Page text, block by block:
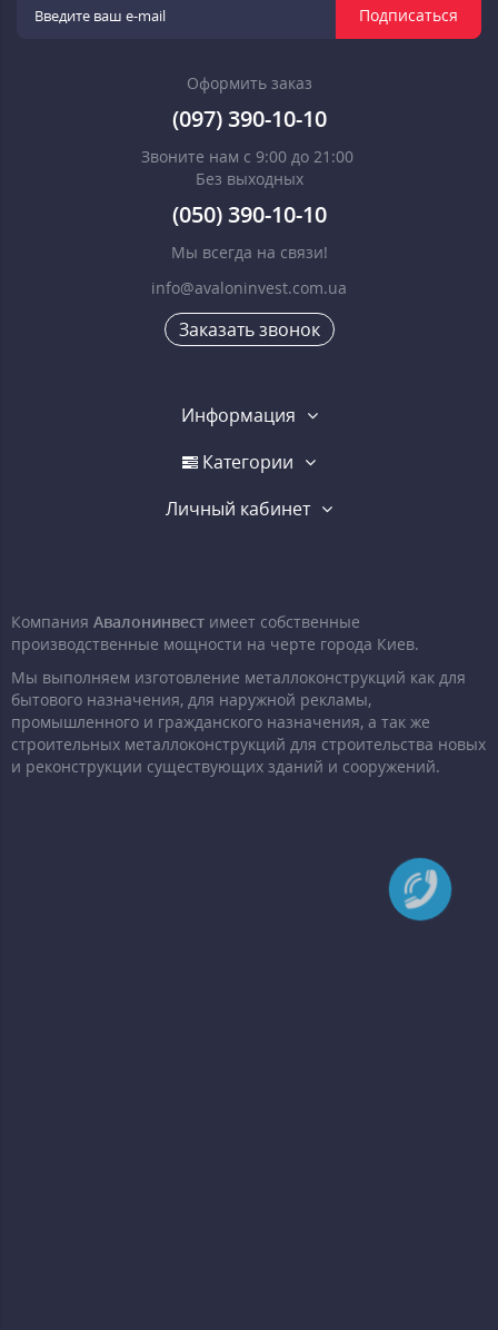
Подписаться
Оформить заказ
(097) 390-10-10
Звоните нам с 9:00 до 21:00
Без выходных
(050) 390-10-10
Мы всегда на связи!
info@avaloninvest.com.ua
Заказать звонок
Информация
Категории
Личный кабинет
Компания Авалонинвест имеет собственные
производственные мощности на черте города Киев.
Мы выполняем изготовление металлоконструкций как для
бытового назначения, для наружной рекламы,
промышленного и гражданского назначения, а так же
строительных металлоконструкций для строительства новых
и реконструкции существующих зданий и сооружений.